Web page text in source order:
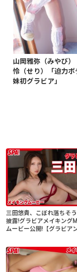
山岡雅弥（みやび）
怜（せり）「迫力ボ
妹初グラビア」
三田悠貴、こぼれ落ちそ
披露!グラビアメイキング
ムービー公開!【グラビアン